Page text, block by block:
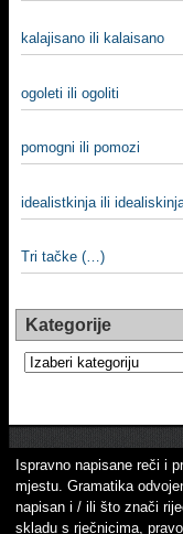
kalajisano ili kalaisano
ogoleti ili ogoliti
pomogni ili pomozi
idealistkinja ili
Tri tačke (…)
Kategorije
Kategorije
Ispravno napisane reči i
mjestu. Gramatika
napisan i / ili što znači
skladu s rječnicima,